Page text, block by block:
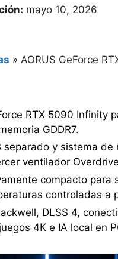
mayo 10, 2026
» AORUS GeForce
RTX 5090 Infinity
GDDR7.
separado y sistema de
ventilador
compacto
controladas a
DLSS 4,
4K e IA local en